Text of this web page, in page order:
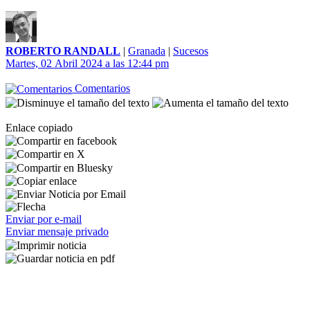
ROBERTO RANDALL | Granada | Sucesos
Martes, 02 Abril 2024 a las 12:44 pm
Comentarios
Enlace copiado
Enviar por e-mail
Enviar mensaje privado